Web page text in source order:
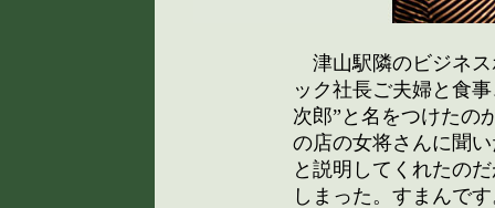
津山駅隣のビジネス
ック社長ご夫婦と食
次郎”と名をつけたの
の店の女将さんに聞
と説明してくれたの
しまった。すまんで